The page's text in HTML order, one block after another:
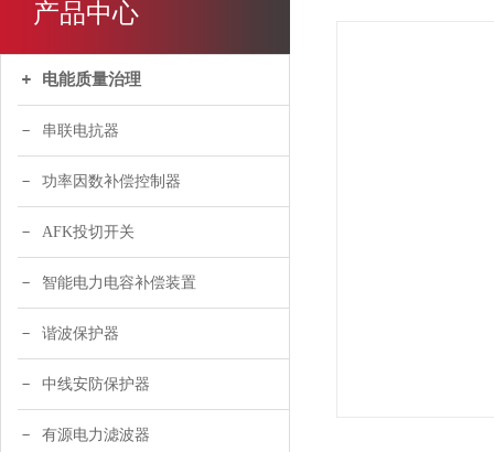
产品中心
电能质量治理
串联电抗器
功率因数补偿控制器
AFK投切开关
智能电力电容补偿装置
谐波保护器
中线安防保护器
有源电力滤波器